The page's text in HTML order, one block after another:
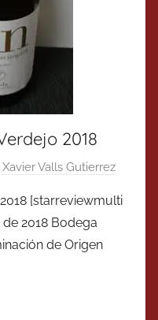
2018
Xavier Valls Gutierrez
[starreviewmulti
2018 Bodega
de Origen